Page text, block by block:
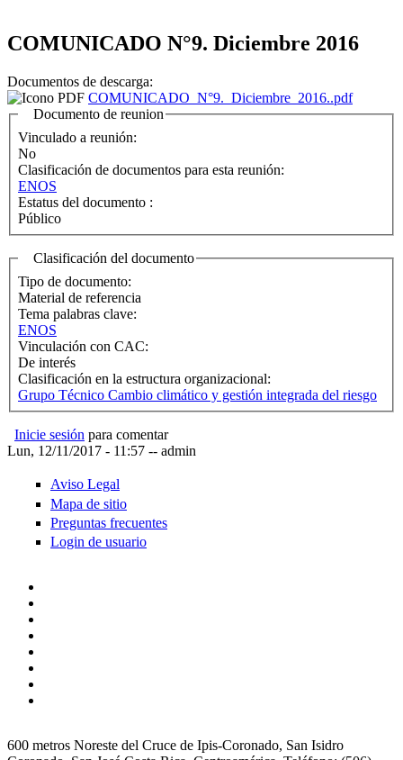
COMUNICADO N°9. Diciembre 2016
Documentos de descarga:
COMUNICADO_N°9._Diciembre_2016..pdf
Documento de reunion
Vinculado a reunión:
No
Clasificación de documentos para esta reunión:
ENOS
Estatus del documento :
Público
Clasificación del documento
Tipo de documento:
Material de referencia
Tema palabras clave:
ENOS
Vinculación con CAC:
De interés
Clasificación en la estructura organizacional:
Grupo Técnico Cambio climático y gestión integrada del riesgo
Inicie sesión para comentar
Lun, 12/11/2017 - 11:57 -- admin
Aviso Legal
Mapa de sitio
Preguntas frecuentes
Login de usuario
600 metros Noreste del Cruce de Ipis-Coronado, San Isidro